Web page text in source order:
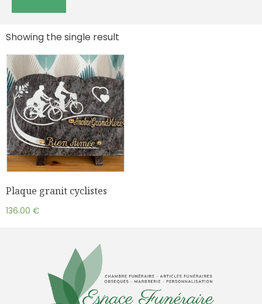
Showing the single result
Plaque granit cyclistes
136.00 €